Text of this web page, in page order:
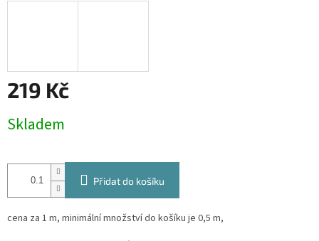
219 Kč
cena:
Skladem
Přidat do košíku
cena za 1 m, minimální množství do košíku je 0,5 m,